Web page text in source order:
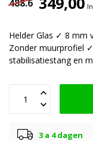
488.6
Helder Glas ✓ 8 mm
Zonder muurprofiel
stabilisatiestang en
3 a 4 dagen